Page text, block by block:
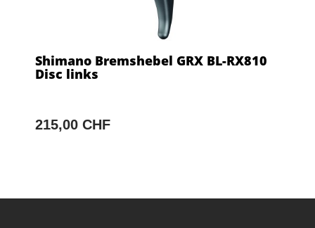
Shimano Bremshebel GRX BL-RX810
Disc links
215,00 CHF